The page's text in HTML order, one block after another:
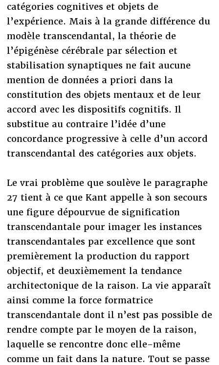
catégories cognitives et objets de
l’expérience. Mais à la grande différence du
modèle transcendantal, la théorie de
l’épigénèse cérébrale par sélection et
stabilisation synaptiques ne fait aucune
mention de données a priori dans la
constitution des objets mentaux et de leur
accord avec les dispositifs cognitifs. Il
substitue au contraire l’idée d’une
concordance progressive à celle d’un accord
transcendantal des catégories aux objets.
Le vrai problème que soulève le paragraphe
27 tient à ce que Kant appelle à son secours
une figure dépourvue de signification
transcendantale pour imager les instances
transcendantales par excellence que sont
premièrement la production du rapport
objectif, et deuxièmement la tendance
architectonique de la raison. La vie apparaît
ainsi comme la force formatrice
transcendantale dont il n’est pas possible de
rendre compte par le moyen de la raison,
laquelle se rencontre donc elle-même
comme un fait dans la nature. Tout se passe